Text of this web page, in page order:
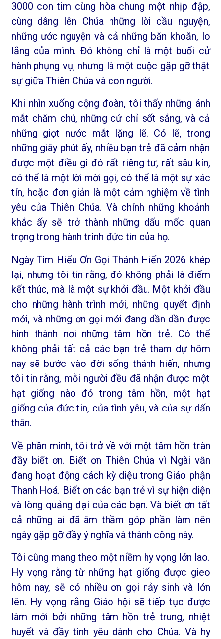
3000 con tim cùng hòa chung một nhịp đập,
cùng dâng lên Chúa những lời cầu nguyện,
những ước nguyện và cả những băn khoăn, lo
lắng của mình. Đó không chỉ là một buổi cử
hành phụng vụ, nhưng là một cuộc gặp gỡ thật
sự giữa Thiên Chúa và con người.
Khi nhìn xuống cộng đoàn, tôi thấy những ánh
mắt chăm chú, những cử chỉ sốt sắng, và cả
những giọt nước mắt lặng lẽ. Có lẽ, trong
những giây phút ấy, nhiều bạn trẻ đã cảm nhận
được một điều gì đó rất riêng tư, rất sâu kín,
có thể là một lời mời gọi, có thể là một sự xác
tín, hoặc đơn giản là một cảm nghiệm về tình
yêu của Thiên Chúa. Và chính những khoảnh
khắc ấy sẽ trở thành những dấu mốc quan
trọng trong hành trình đức tin của họ.
Ngày Tìm Hiểu Ơn Gọi Thánh Hiến 2026 khép
lại, nhưng tôi tin rằng, đó không phải là điểm
kết thúc, mà là một sự khởi đầu. Một khởi đầu
cho những hành trình mới, những quyết định
mới, và những ơn gọi mới đang dần dần được
hình thành nơi những tâm hồn trẻ. Có thể
không phải tất cả các bạn trẻ tham dự hôm
nay sẽ bước vào đời sống thánh hiến, nhưng
tôi tin rằng, mỗi người đều đã nhận được một
hạt giống nào đó trong tâm hồn, một hạt
giống của đức tin, của tình yêu, và của sự dấn
thân.
Về phần mình, tôi trở về với một tâm hồn tràn
đầy biết ơn. Biết ơn Thiên Chúa vì Ngài vẫn
đang hoạt động cách kỳ diệu trong Giáo phận
Thanh Hoá. Biết ơn các bạn trẻ vì sự hiện diện
và lòng quảng đại của các bạn. Và biết ơn tất
cả những ai đã âm thầm góp phần làm nên
ngày gặp gỡ đầy ý nghĩa và thành công này.
Tôi cũng mang theo một niềm hy vọng lớn lao.
Hy vọng rằng từ những hạt giống được gieo
hôm nay, sẽ có nhiều ơn gọi nảy sinh và lớn
lên. Hy vọng rằng Giáo hội sẽ tiếp tục được
làm mới bởi những tâm hồn trẻ trung, nhiệt
huyết và đầy tình yêu dành cho Chúa. Và hy